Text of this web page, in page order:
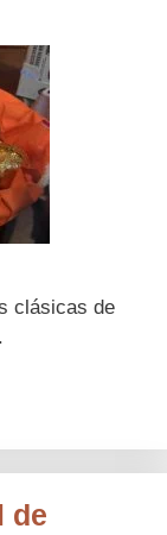
clásicas de
de